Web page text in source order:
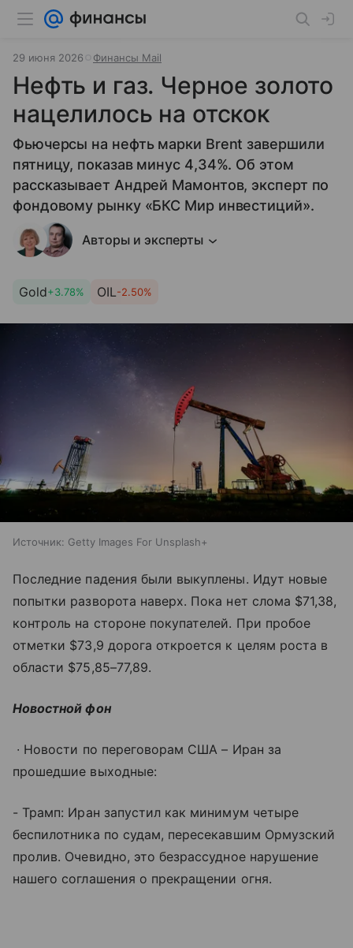
29 июня 2026 Финансы Mail
Нефть и газ. Черное золото
нацелилось на отскок
Фьючерсы на нефть марки Brent завершили
пятницу, показав минус 4,34%. Об этом
рассказывает Андрей Мамонтов, эксперт по
фондовому рынку «БКС Мир инвестиций».
Авторы и эксперты
Gold+3.78% OIL-2.50%
Источник: Getty Images For Unsplash+
Последние падения были выкуплены. Идут новые
попытки разворота наверх. Пока нет слома $71,38,
контроль на стороне покупателей. При пробое
отметки $73,9 дорога откроется к целям роста в
области $75,85–77,89.
Новостной фон
∙ Новости по переговорам США – Иран за
прошедшие выходные:
- Трамп: Иран запустил как минимум четыре
беспилотника по судам, пересекавшим Ормузский
пролив. Очевидно, это безрассудное нарушение
нашего соглашения о прекращении огня.